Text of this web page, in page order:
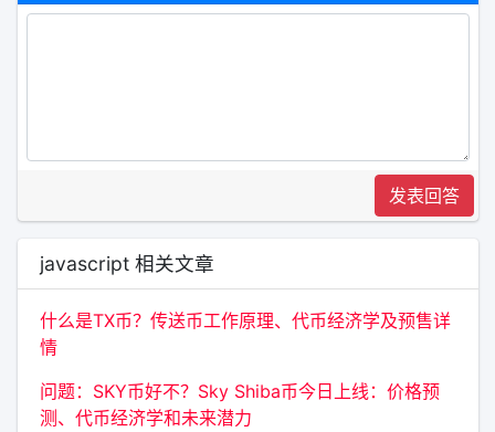
发表回答
javascript 相关文章
什么是TX币？传送币工作原理、代币经济学及预售详
情
问题：SKY币好不？Sky Shiba币今日上线：价格预
测、代币经济学和未来潜力